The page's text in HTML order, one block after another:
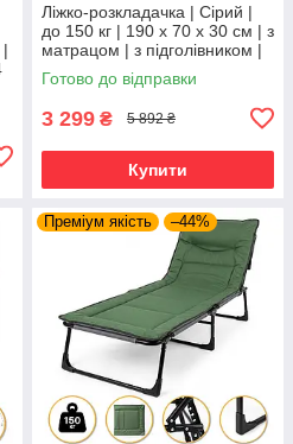
|
Ліжко-розкладачка | Сірий |
до 150 кг | 190 х 70 х 30 см | з
матрацом | з підголівником |
WCG FB-S26-PV | для дому,
дачі та
Готово до відправки
3 299 ₴ 5 892 ₴
Купити
Преміум якість –44%